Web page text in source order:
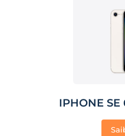
IPHONE SE